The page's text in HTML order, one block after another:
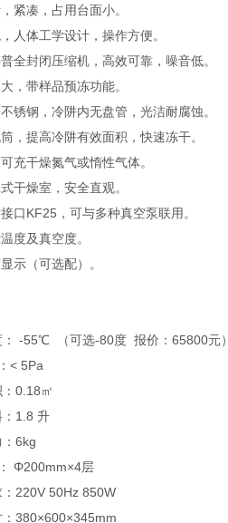
紧凑，占用台面小。
人体工学设计，操作方便。
全封闭压缩机，高效可靠，噪音低。
，带样品预冻功能。
锈钢，冷阱内无盘管，光洁耐腐蚀。
，提高冷阱有效面积，快速冻干。
充干燥氮气或惰性气体。
干燥室，安全直观。
口KF25，可与多种真空泵联用。
度及真空度。
示（可选配）。
-55℃ （可选-80度 报价：65800元）
< 5Pa
0.18㎡
1.8 升
6kg
Φ200mm×4层
220V 50Hz 850W
380×600×345mm